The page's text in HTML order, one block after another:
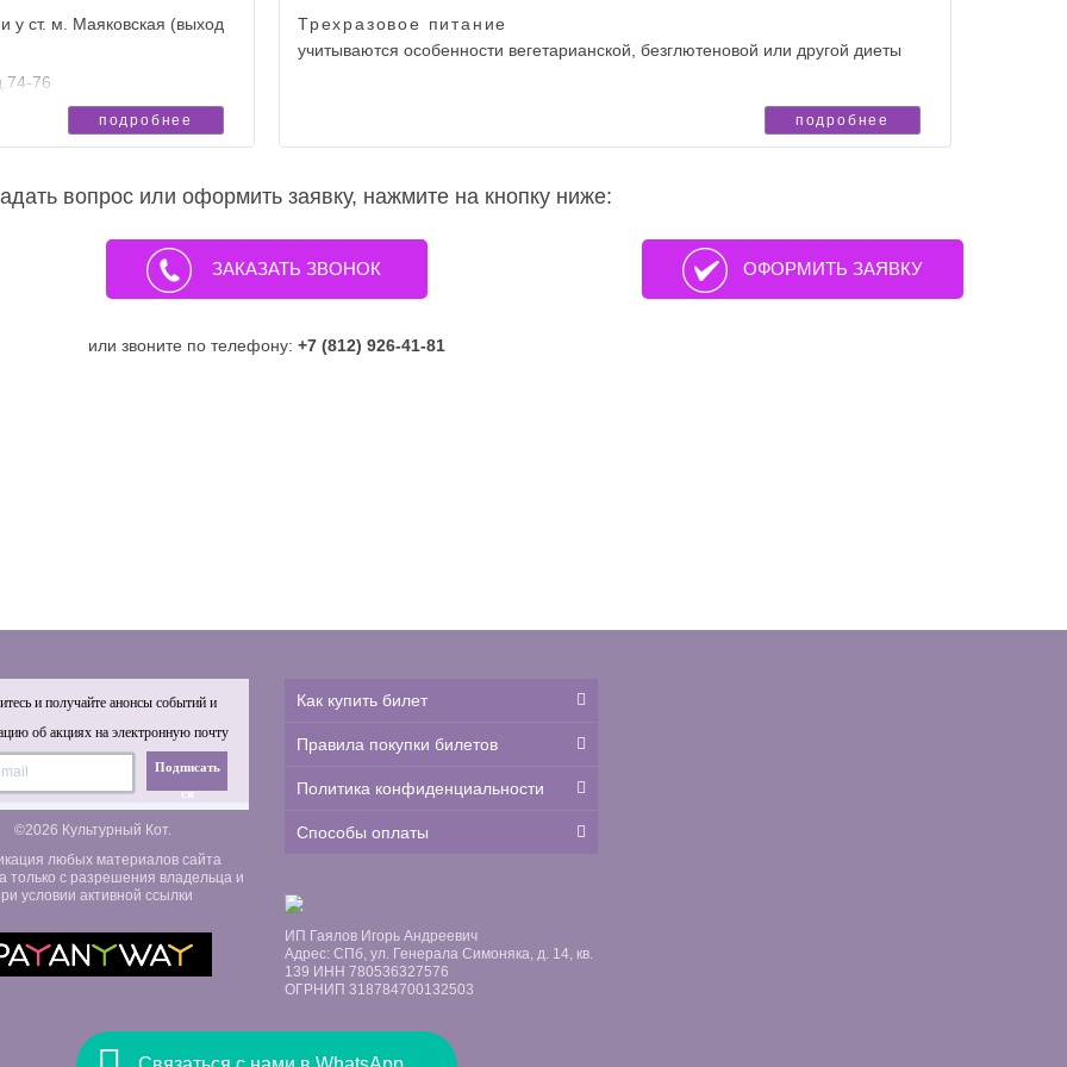
работы с детьми.
у ст. м. Маяковская (выход
76
подробнее
Трехразовое питание
учитываются особенности вегетарианской, безглютеновой или другой диеты
подробнее
вопрос или оформить заявку, нажмите на кнопку ниже:
ЗАКАЗАТЬ ЗВОНОК ОФОРМИТЬ ЗАЯВКУ
или звоните по телефону: +7 (812) 926-41-81
и получайте анонсы событий и
об акциях на электронную почту
Подписать
ся
©2026 Культурный Кот.
любых материалов сайта
только с разрешения владельца и
условии активной ссылки
Как купить билет
Правила покупки билетов
Политика конфиденциальности
Способы оплаты
ИП Гаялов Игорь Андреевич
Адрес: СПб, ул. Генерала Симоняка, д. 14, кв.
139 ИНН 780536327576
ОГРНИП 318784700132503